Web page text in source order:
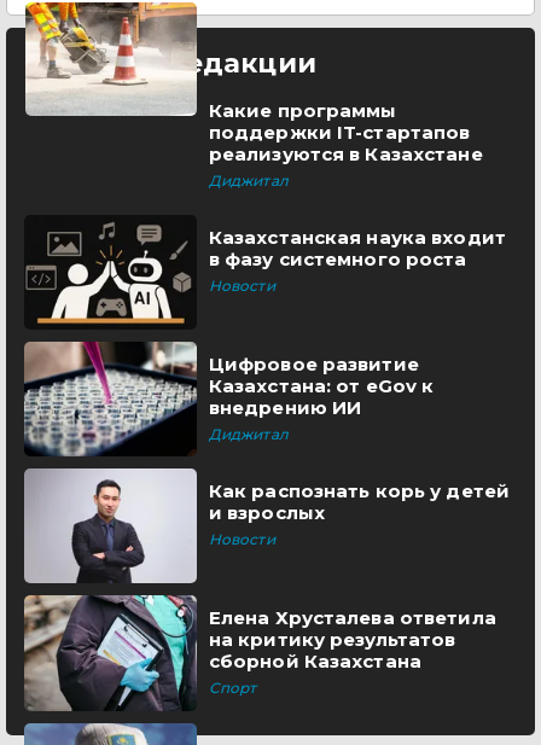
Выбор редакции
Какие программы
поддержки IT-стартапов
реализуются в Казахстане
Диджитал
Казахстанская наука входит
в фазу системного роста
Новости
Цифровое развитие
Казахстана: от eGov к
внедрению ИИ
Диджитал
Как распознать корь у детей
и взрослых
Новости
Елена Хрусталева ответила
на критику результатов
сборной Казахстана
Спорт